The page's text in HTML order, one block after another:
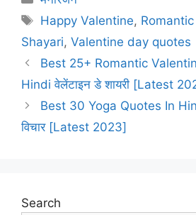
Tags
Happy Valentine,
Shayari, Valentine day quotes
Best 25+ Romantic
Hindi वेलेंटाइन डे शायरी [Latest
Best 30 Yoga Quotes In
विचार [Latest 2023]
Search